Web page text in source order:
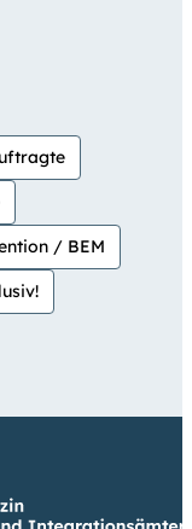
/ BEM